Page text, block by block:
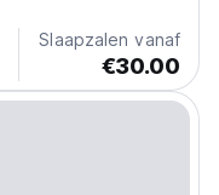
Slaapzalen vanaf
€30.00